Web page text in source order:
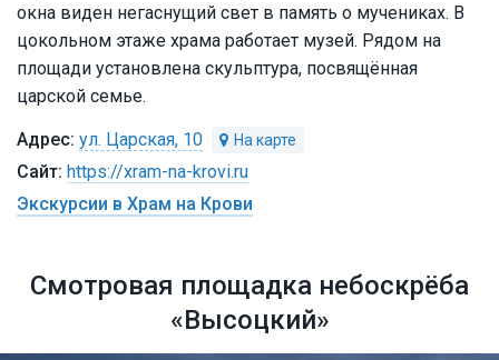
окна виден негаснущий свет в память о мучениках. В
цокольном этаже храма работает музей. Рядом на
площади установлена скульптура, посвящённая
царской семье.
ул. Царская, 10
https://xram-na-krovi.ru
Экскурсии в Храм на Крови
Смотровая площадка небоскрёба
«Высоцкий»